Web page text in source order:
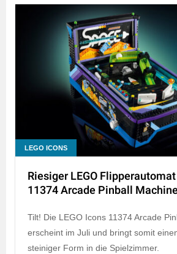
LEGO ICONS
Riesiger LEGO
11374 Arcade Pinball
Tilt! Die LEGO Icons 11374 Arcade
erscheint im Juli und bringt somit
steiniger Form in die Spielzimmer.